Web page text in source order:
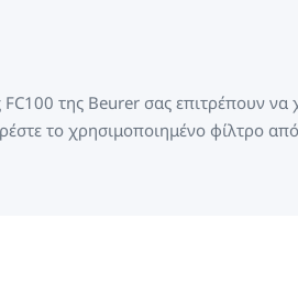
της Beurer σας επιτρέπουν
το χρησιμοποιημένο φίλτρο